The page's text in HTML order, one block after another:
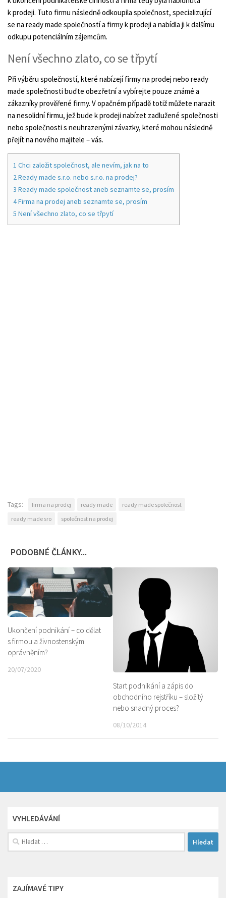
k prodeji. Tuto firmu následně odkoupila společnost, specializující
se na ready made společností a firmy k prodeji a nabídla ji k dalšímu
odkupu potenciálním zájemcům.
Není všechno zlato, co se třpytí
Při výběru společností, které nabízejí firmy na prodej nebo ready
made společnosti buďte obezřetní a vybírejte pouze známé a
zákazníky prověřené firmy. V opačném případě totiž můžete narazit
na nesolidní firmu, jež bude k prodeji nabízet zadlužené společnosti
nebo společnosti s neuhrazenými závazky, které mohou následně
přejít na nového majitele – vás.
1 Chci založit společnost, ale nevím, jak na to
2Ready made s.r.o. nebo s.r.o. na prodej?
3 Ready made společnost aneb seznamte se, prosím
4Firma na prodej aneb seznamte se, prosím
5 Není všechno zlato, co se třpytí
Tags: firma na prodej ready made
ready made společnost
ready made sro
společnost na prodej
PODOBNÉ ČLÁNKY...
Ukončení podnikání – co dělat
s firmou a živnostenským
oprávněním?
20/07/2020
Start podnikání a zápis do
obchodního rejstříku – složitý
nebo snadný proces?
08/10/2014
VYHLEDÁVÁNÍ
Vyhledávání
ZAJÍMAVÉ TIPY